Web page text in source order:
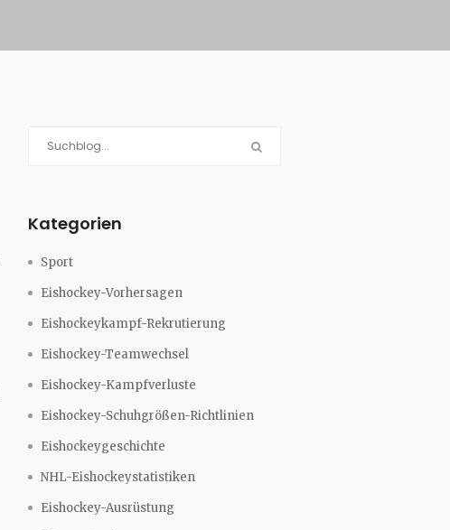
Kategorien
Sport
Eishockey-Vorhersagen
Eishockeykampf-Rekrutierung
Eishockey-Teamwechsel
Eishockey-Kampfverluste
Eishockey-Schuhgrößen-Richtlinien
Eishockeygeschichte
NHL-Eishockeystatistiken
Eishockey-Ausrüstung